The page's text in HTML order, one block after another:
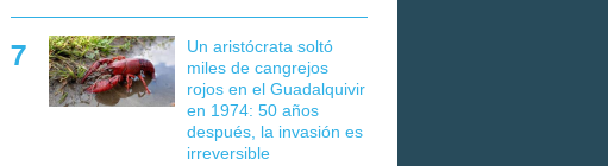
Un aristócrata soltó
miles de cangrejos
rojos en el Guadalquivir
en 1974: 50 años
después, la invasión es
irreversible